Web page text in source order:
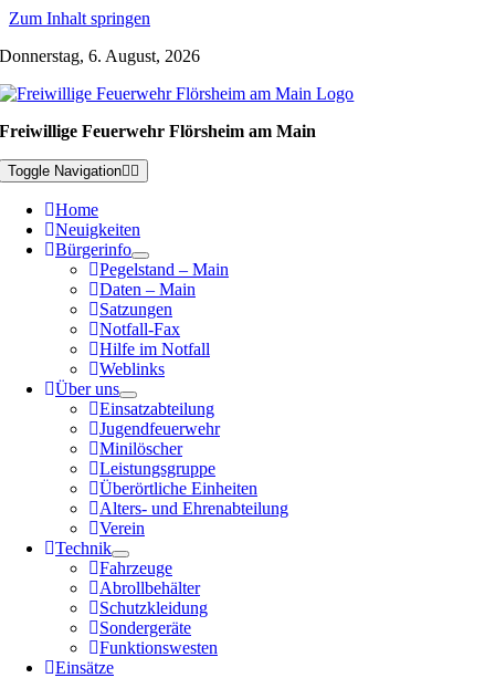
Zum Inhalt springen
Donnerstag, 6. August, 2026
Freiwillige Feuerwehr Flörsheim am Main
Toggle Navigation
Home
Neuigkeiten
Bürgerinfo
Pegelstand – Main
Daten – Main
Satzungen
Notfall-Fax
Hilfe im Notfall
Weblinks
Über uns
Einsatzabteilung
Jugendfeuerwehr
Minilöscher
Leistungsgruppe
Überörtliche Einheiten
Alters- und Ehrenabteilung
Verein
Technik
Fahrzeuge
Abrollbehälter
Schutzkleidung
Sondergeräte
Funktionswesten
Einsätze